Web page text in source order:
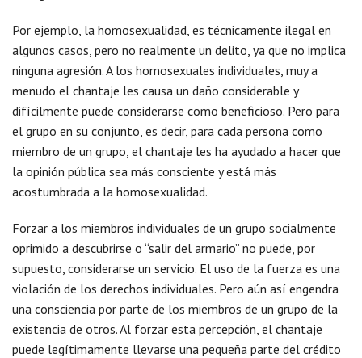
Por ejemplo, la homosexualidad, es técnicamente ilegal en
algunos casos, pero no realmente un delito, ya que no implica
ninguna agresión. A los homosexuales individuales, muy a
menudo el chantaje les causa un daño considerable y
difícilmente puede considerarse como beneficioso. Pero para
el grupo en su conjunto, es decir, para cada persona como
miembro de un grupo, el chantaje les ha ayudado a hacer que
la opinión pública sea más consciente y está más
acostumbrada a la homosexualidad.
Forzar a los miembros individuales de un grupo socialmente
oprimido a descubrirse o “salir del armario” no puede, por
supuesto, considerarse un servicio. El uso de la fuerza es una
violación de los derechos individuales. Pero aún así engendra
una consciencia por parte de los miembros de un grupo de la
existencia de otros. Al forzar esta percepción, el chantaje
puede legítimamente llevarse una pequeña parte del crédito